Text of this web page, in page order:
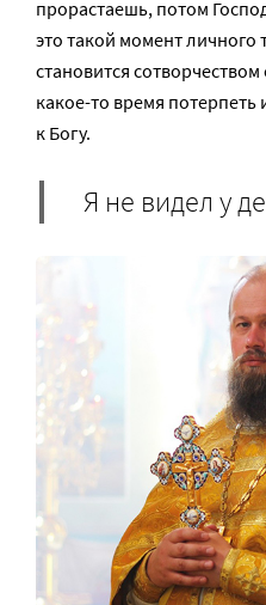
прорастаешь, потом
это такой момент личного
становится
какое-то время
к Богу.
Я не видел у